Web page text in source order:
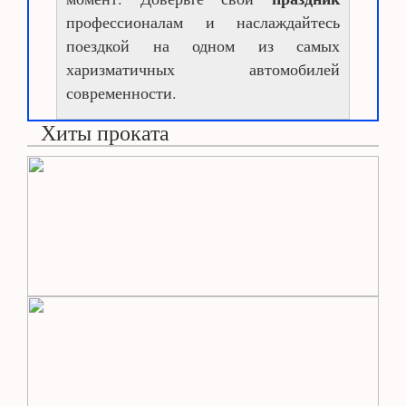
профессионалам и наслаждайтесь
поездкой на одном из самых
харизматичных автомобилей
современности.
Хиты проката